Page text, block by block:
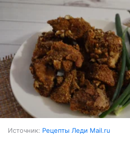
Источник: Рецепты Леди Mail.ru